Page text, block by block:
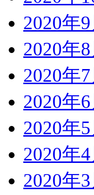
2020年9
2020年8
2020年7
2020年6
2020年5
2020年4
2020年3